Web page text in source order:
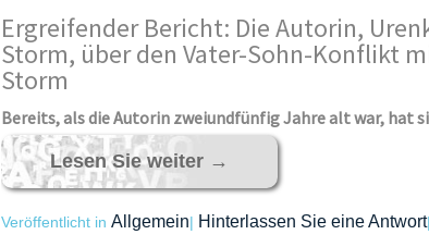
Ergreifender Bericht: Die Autorin,
Storm, über den Vater-Sohn-Konflikt
Storm
Bereits, als die Autorin zweiundfünfig Jahre alt war, hat
Lesen Sie weiter →
Veröffentlicht in Allgemein| Hinterlassen Sie eine Antwort|